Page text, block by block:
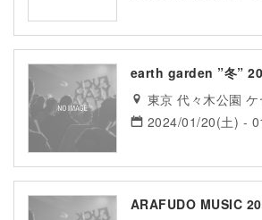
earth garden ”冬”
東京 代々木公園 ケ
2024/01/20(土) -
ARAFUDO MUSIC